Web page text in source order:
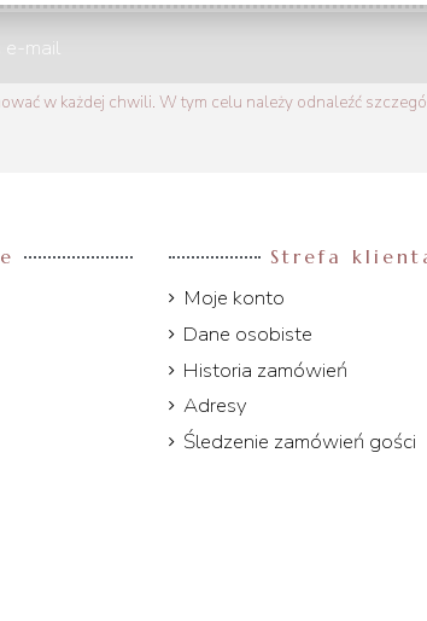
w każdej chwili. W tym celu należy odnaleźć
Strefa
Moje konto
Dane osobiste
Historia zamówień
Adresy
Śledzenie zamówień gości